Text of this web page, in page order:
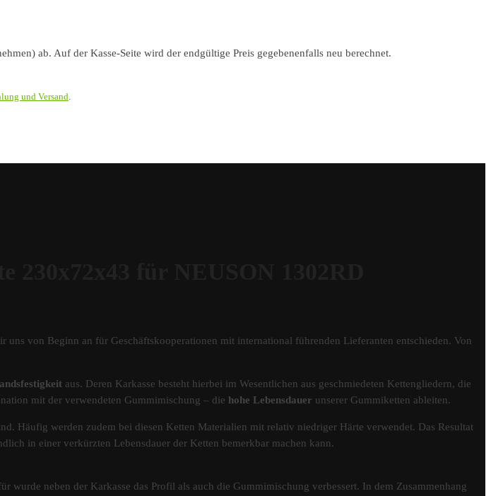
ab. Auf der Kasse-Seite wird der endgültige Preis gegebenenfalls neu berechnet.
und Versand
uns von Beginn an für Geschäftskooperationen mit international führenden Lieferanten entschieden. Von
aus. Deren Karkasse besteht hierbei im Wesentlichen aus geschmiedeten Kettengliedern, die
mit der verwendeten Gummimischung – die hohe Lebensdauer unserer Gummiketten ableiten.
Häufig werden zudem bei diesen Ketten Materialien mit relativ niedriger Härte verwendet. Das Resultat
in einer verkürzten Lebensdauer der Ketten bemerkbar machen kann.
neben der Karkasse das Profil als auch die Gummimischung verbessert. In dem Zusammenhang